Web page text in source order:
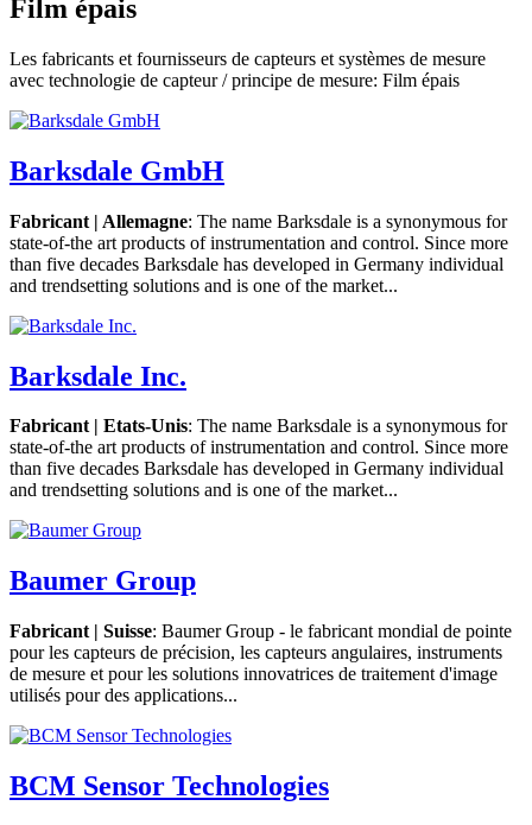
Film épais
Les fabricants et fournisseurs de capteurs et systèmes de mesure
avec technologie de capteur / principe de mesure: Film épais
Barksdale GmbH
Fabricant | Allemagne: The name Barksdale is a synonymous for
state-of-the art products of instrumentation and control. Since more
than five decades Barksdale has developed in Germany individual
and trendsetting solutions and is one of the market...
Barksdale Inc.
Fabricant | Etats-Unis: The name Barksdale is a synonymous for
state-of-the art products of instrumentation and control. Since more
than five decades Barksdale has developed in Germany individual
and trendsetting solutions and is one of the market...
Baumer Group
Fabricant | Suisse: Baumer Group - le fabricant mondial de pointe
pour les capteurs de précision, les capteurs angulaires, instruments
de mesure et pour les solutions innovatrices de traitement d'image
utilisés pour des applications...
BCM Sensor Technologies